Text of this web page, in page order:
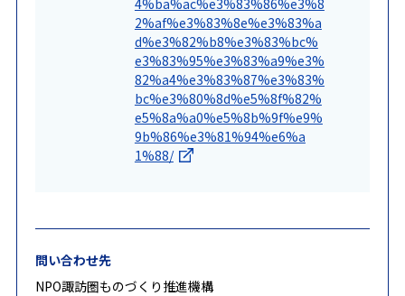
4%ba%ac%e3%83%86%e3%8
2%af%e3%83%8e%e3%83%a
d%e3%82%b8%e3%83%bc%
e3%83%95%e3%83%a9%e3%
82%a4%e3%83%87%e3%83%
bc%e3%80%8d%e5%8f%82%
e5%8a%a0%e5%8b%9f%e9%
9b%86%e3%81%94%e6%a
1%88/
問い合わせ先
NPO諏訪圏ものづくり推進機構